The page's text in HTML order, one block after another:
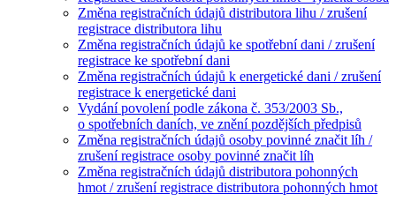
Změna registračních údajů distributora lihu / zrušení
registrace distributora lihu
Změna registračních údajů ke spotřební dani / zrušení
registrace ke spotřební dani
Změna registračních údajů k energetické dani / zrušení
registrace k energetické dani
Vydání povolení podle zákona č. 353/2003 Sb.,
o spotřebních daních, ve znění pozdějších předpisů
Změna registračních údajů osoby povinné značit líh /
zrušení registrace osoby povinné značit líh
Změna registračních údajů distributora pohonných
hmot / zrušení registrace distributora pohonných hmot